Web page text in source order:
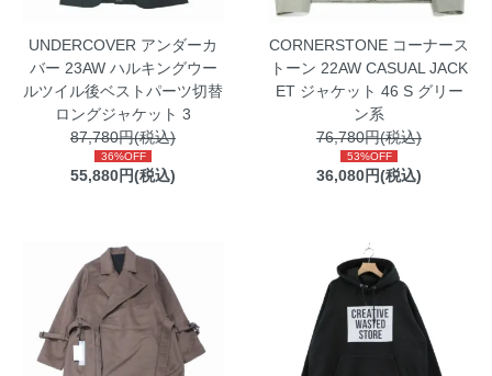
UNDERCOVER アンダーカ
バー 23AW ハルキングウー
ルツイル後ベストパーツ切替
ロングジャケット 3
87,780円(税込)
36%OFF
55,880円(税込)
CORNERSTONE コーナース
トーン 22AW CASUAL JACK
ET ジャケット 46 S グリー
ン系
76,780円(税込)
53%OFF
36,080円(税込)